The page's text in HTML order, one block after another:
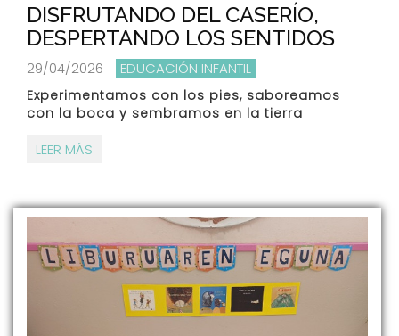
DISFRUTANDO DEL CASERÍO,
DESPERTANDO LOS SENTIDOS
29/04/2026 EDUCACIÓN INFANTIL
Experimentamos con los pies, saboreamos
con la boca y sembramos en la tierra
LEER MÁS